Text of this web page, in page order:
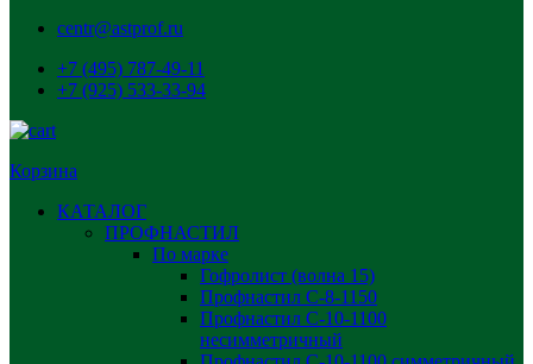
centr@astprof.ru
+7 (495) 787-49-11
+7 (925) 533-33-94
Корзина
КАТАЛОГ
ПРОФНАСТИЛ
По марке
Гофролист (волна 15)
Профнастил С-8-1150
Профнастил С-10-1100
несимметричный